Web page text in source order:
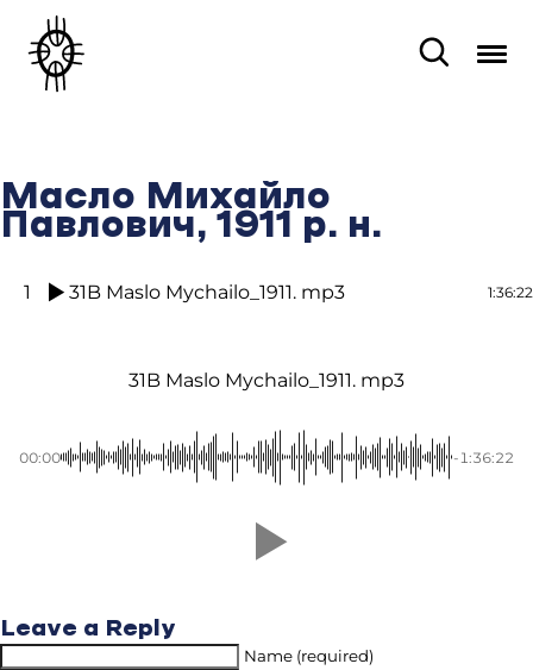
Масло Михайло
Павлович, 1911 р. н.
1 31B Maslo Mychailo_1911. mp3 1:36:22
31B Maslo Mychailo_1911. mp3
00:00 -1:36:22
Leave a Reply
Name (required)